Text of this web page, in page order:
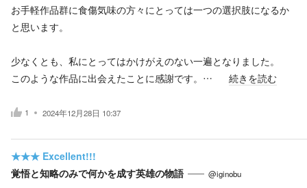
お手軽作品群に食傷気味の方々にとっては一つの選択肢になるか
と思います。
少なくとも、私にとってはかけがえのない一遍となりました。
このような作品に出会えたことに感謝です。…
続きを読む
1 2024年12月28日 10:37
★★★ Excellent!!!
覚悟と知略のみで何かを成す英雄の物語
@iginobu